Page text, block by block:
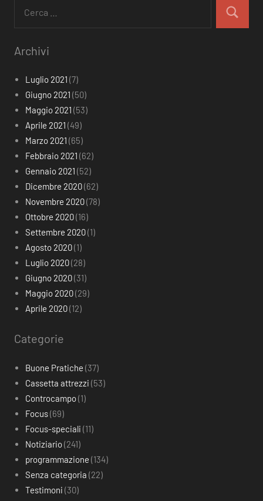
per:
Cerca
Archivi
Luglio 2021 (7)
Giugno 2021 (50)
Maggio 2021 (53)
Aprile 2021 (49)
Marzo 2021 (65)
Febbraio 2021 (62)
Gennaio 2021 (52)
Dicembre 2020(62)
Novembre 2020(78)
Ottobre 2020(16)
Settembre 2020(1)
Agosto 2020(1)
Luglio 2020(28)
Giugno 2020(31)
Maggio 2020(29)
Aprile 2020(12)
Categorie
Buone Pratiche (37)
Cassetta attrezzi (53)
Controcampo(1)
Focus(69)
Focus-speciali (11)
Notiziario(241)
programmazione (134)
Senza categoria (22)
Testimoni (30)